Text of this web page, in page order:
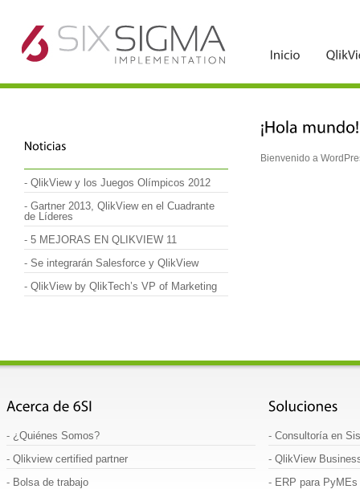
- QlikView y los Juegos Olímpicos 2012
- Gartner 2013, QlikView en el Cuadrante
de Líderes
- 5 MEJORAS EN QLIKVIEW 11
- Se integrarán Salesforce y QlikView
- QlikView by QlikTech’s VP of Marketing
Bienvenido a
- ¿Quiénes Somos?
- Qlikview certified partner
- Bolsa de trabajo
- Consultoría en
- QlikView
- ERP para